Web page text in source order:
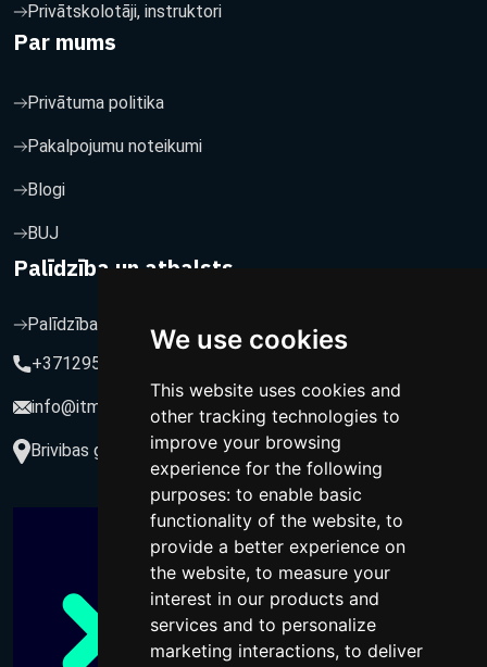
We use cookies
This website uses cookies and
other tracking technologies to
improve your browsing
experience for the following
purposes: to enable basic
functionality of the website, to
provide a better experience on
the website, to measure your
interest in our products and
services and to personalize
marketing interactions, to deliver
Privātskolotāji, instruktori
Par mums
Privātuma politika
Pakalpojumu noteikumi
Blogi
BUJ
Palīdzība un atbalsts
Palīdzība un atbalsts
+37129564547
info@itmarketing.lv
Brivibas gatve 234-77, LV-1039, Riga, Latvia